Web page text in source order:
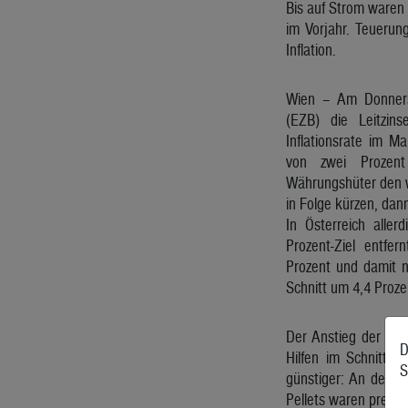
Bis auf Strom
im Vorjahr.
Inflation.
Wien – Am
(EZB) die
Inflationsrate im
von zwei
Währungshüter den
in Folge kürzen,
In Österreich
Prozent-Ziel
Prozent und damit
Schnitt um 4,4
Der Anstieg der
Hilfen im Schnitt
günstiger: An der
Pellets waren